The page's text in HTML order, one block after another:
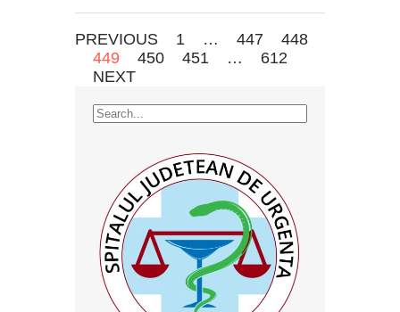
PREVIOUS 1 … 447
448
449
450 451 …
612
NEXT